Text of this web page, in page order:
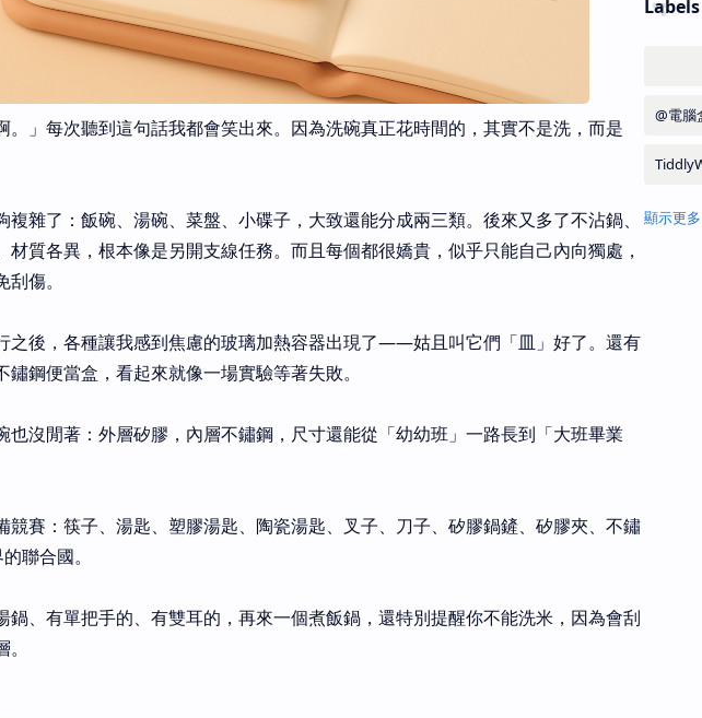
。」每次聽到這句話我都會笑出來。因為洗碗真正花時間的，其實不是洗，而是
複雜了：飯碗、湯碗、菜盤、小碟子，大致還能分成兩三類。後來又多了不沾鍋、
材質各異，根本像是另開支線任務。而且每個都很嬌貴，似乎只能自己內向獨處，
傷。
之後，各種讓我感到焦慮的玻璃加熱容器出現了——姑且叫它們「皿」好了。還有
鋼便當盒，看起來就像一場實驗等著失敗。
也沒閒著：外層矽膠，內層不鏽鋼，尺寸還能從「幼幼班」一路長到「大班畢業
競賽：筷子、湯匙、塑膠湯匙、陶瓷湯匙、叉子、刀子、矽膠鍋鏟、矽膠夾、不鏽
聯合國。
鍋、有單把手的、有雙耳的，再來一個煮飯鍋，還特別提醒你不能洗米，因為會刮
Labels